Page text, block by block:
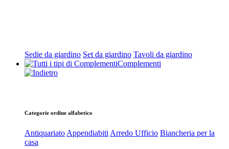
Sedie da giardino Set da giardino Tavoli da giardino
Complementi
Categorie ordine alfabetico
Antiquariato Appendiabiti Arredo Ufficio Biancheria per la
casa